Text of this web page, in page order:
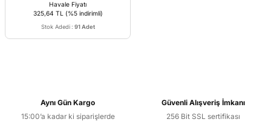
Havale Fiyatı
325,64 TL
(%5 indirimli)
Stok Adedi : 91 Adet
Aynı Gün Kargo
15:00’a kadar ki siparişlerde
Güvenli Alışveriş İmkanı
256 Bit SSL sertifikası